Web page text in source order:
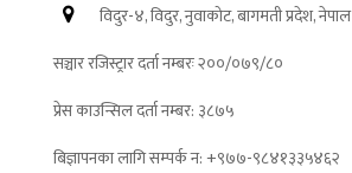
विदुर-४, विदुर, नुवाकोट, बागमती प्रदेश, नेपाल
सञ्चार रजिस्ट्रार दर्ता नम्बरः २००/०७९/८०
प्रेस काउन्सिल दर्ता नम्बर: ३८७५
बिज्ञापनका लागि सम्पर्क न: +९७७-९८४१३३५४६२